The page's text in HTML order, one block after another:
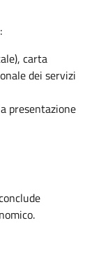
carta
dei servizi
presentazione